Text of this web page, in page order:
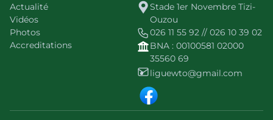
Actualité
Vidéos
Photos
Accreditations
Stade 1er Novembre Tizi-
Ouzou
026 11 55 92 // 026 10 39 02
BNA : 00100581 02000
35560 69
liguewto@gmail.com